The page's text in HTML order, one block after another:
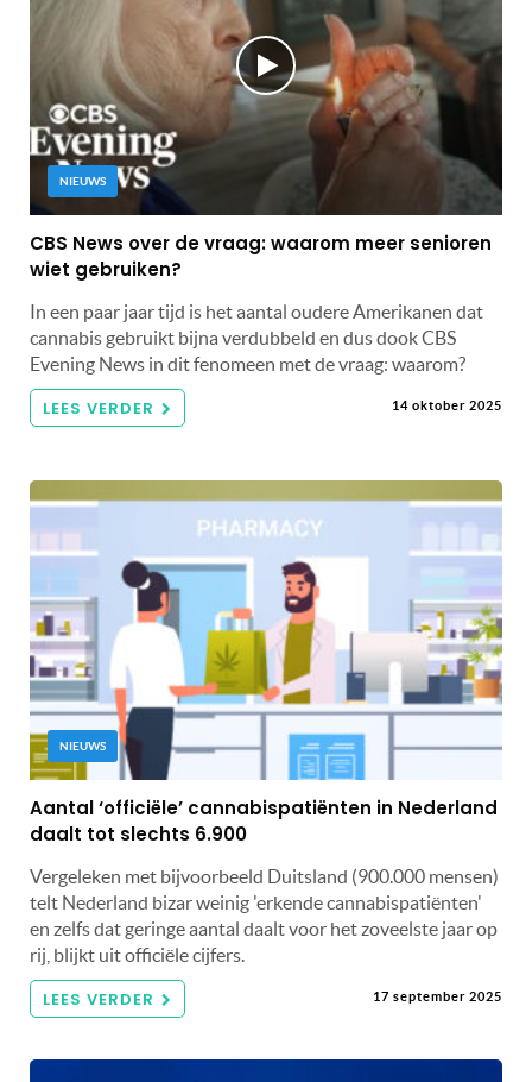
NIEUWS
CBS News over de vraag: waarom meer senioren
wiet gebruiken?
In een paar jaar tijd is het aantal oudere Amerikanen dat
cannabis gebruikt bijna verdubbeld en dus dook CBS
Evening News in dit fenomeen met de vraag: waarom?
LEES VERDER 14 oktober 2025
NIEUWS
Aantal ‘officiële’ cannabispatiënten in Nederland
daalt tot slechts 6.900
Vergeleken met bijvoorbeeld Duitsland (900.000 mensen)
telt Nederland bizar weinig 'erkende cannabispatiënten'
en zelfs dat geringe aantal daalt voor het zoveelste jaar op
rij, blijkt uit officiële cijfers.
LEES VERDER 17 september 2025